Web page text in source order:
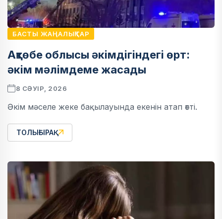
БАСТЫ ЖАҢАЛЫҚТАР
Ақтөбе облысы әкімдігіндегі өрт:
әкім мәлімдеме жасады
8 СӘУІР, 2026
Әкім мәселе жеке бақылауында екенін атап өтті.
ТОЛЫҒЫРАҚ